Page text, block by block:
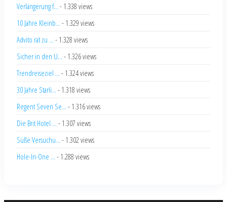
Verlängerung f... - 1.338 views
10 Jahre Kleinb... - 1.329 views
Advito rät zu ... - 1.328 views
Sicher in den U... - 1.326 views
Trendreiseziel ... - 1.324 views
30 Jahre Starli... - 1.318 views
Regent Seven Se... - 1.316 views
Die Brit Hotel ... - 1.307 views
Süße Versuchu... - 1.302 views
Hole-In-One ... - 1.288 views